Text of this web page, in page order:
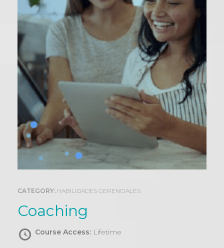
0
CATEGORY: HABILIDADES GERENCIALES
Coaching
Course Access: Lifetime